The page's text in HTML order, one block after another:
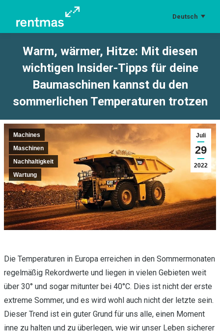
Deutsch
Warm, wärmer, Hitze: Mit diesen
wichtigen Insider-Tipps für deine
Baumaschinen kannst du den
sommerlichen Temperaturen trotzen
Juli
29
2022
Machines
Maschinen
Nachhaltigkeit
Wartung
Die Temperaturen in Europa erreichen in den Sommermonaten
regelmäßig Rekordwerte und liegen in vielen Gebieten weit
über 30° und sogar mitunter bei 40°C. Dies ist nicht der erste
extreme Sommer, und es wird wohl auch nicht der letzte sein.
Dieser Trend ist ein guter Grund für uns alle, einen Moment
inne zu halten und zu überlegen, wie wir unser Leben sicherer